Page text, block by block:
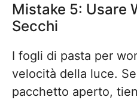
Mistake 5: Usare
Secchi
I fogli di pasta per
velocità della luce.
pacchetto aperto,